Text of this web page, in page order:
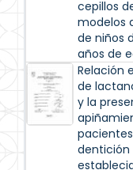
cepillos
modelos
de niños
años de
Relación
de
y la
dentición